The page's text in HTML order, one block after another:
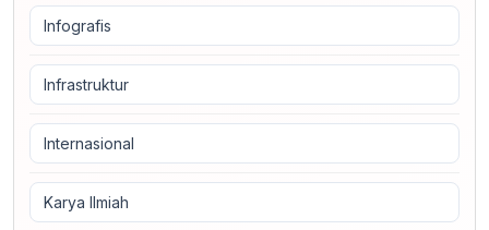
Infografis
Infrastruktur
Internasional
Karya Ilmiah